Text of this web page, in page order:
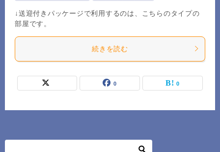
↓送迎付きパッケージで利用するのは、こちらのタイプの
部屋です。
続きを読む
0 0